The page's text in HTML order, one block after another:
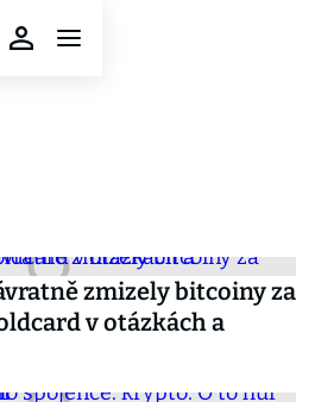
zmizely bitcoiny za
v otázkách a